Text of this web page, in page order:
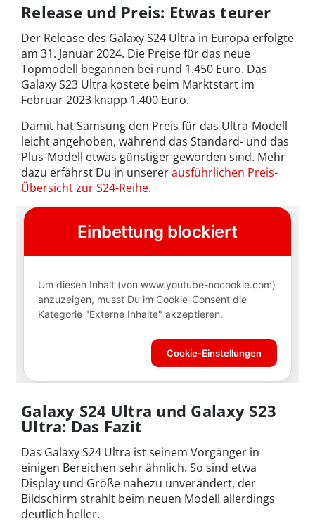
Release und Preis: Etwas teurer
Der Release des Galaxy S24 Ultra in Europa erfolgte
am 31. Januar 2024. Die Preise für das neue
Topmodell begannen bei rund 1.450 Euro. Das
Galaxy S23 Ultra kostete beim Marktstart im
Februar 2023 knapp 1.400 Euro.
Damit hat Samsung den Preis für das Ultra-Modell
leicht angehoben, während das Standard- und das
Plus-Modell etwas günstiger geworden sind. Mehr
dazu erfährst Du in unsererausführlichen Preis-
Übersicht zur S24-Reihe.
Galaxy S24 Ultra und Galaxy S23
Ultra: Das Fazit
Das Galaxy S24 Ultra ist seinem Vorgänger in
einigen Bereichen sehr ähnlich. So sind etwa
Display und Größe nahezu unverändert, der
Bildschirm strahlt beim neuen Modell allerdings
deutlich heller.